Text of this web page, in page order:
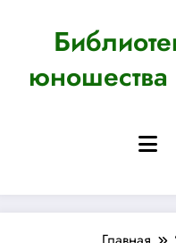
содержимому